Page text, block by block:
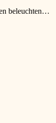
beleuchten…